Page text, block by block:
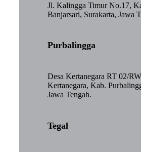
Jl. Kalingga Timur No.17,
Banjarsari, Surakarta, Jawa
Purbalingga
Desa Kertanegara RT 02/
Kertanegara, Kab.
Jawa Tengah.
Tegal